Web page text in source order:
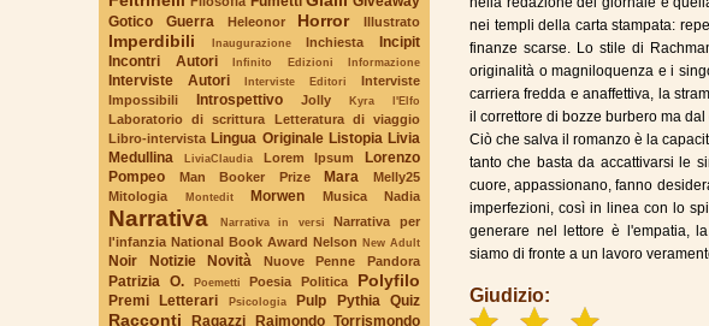
Gotico
Guerra Heleonor Horror Illustrato
Imperdibili Inaugurazione Inchiesta
Incipit
Incontri Autori
Infinito Edizioni Informazione
Interviste Autori Interviste Editori
Interviste
Impossibili
Introspettivo Jolly Kyra l'Elfo
Laboratorio di scrittura
Letteratura di viaggio
Libro-intervista Lingua Originale Listopia Livia
Medullina
LiviaClaudia Lorem Ipsum
Lorenzo
Pompeo
Man Booker Prize Mara
Melly25
Mitologia
Montedit Morwen Musica Nadia
Narrativa Narrativa in versi
Narrativa per
l'infanzia National Book Award Nelson New Adult
Noir Notizie Novità Nuove Penne Pandora
Patrizia O. Poemetti Poesia Politica Polyfilo
Premi Letterari Psicologia Pulp Pythia Quiz
Racconti Ragazzi Raimondo Torrismondo
nei templi della carta stampata:
finanze scarse. Lo stile di
originalità o magniloquenza e i
carriera fredda e anaffettiva, la
il correttore di bozze burbero ma
Ciò che salva il romanzo è la
tanto che basta da accattivarsi le
cuore, appassionano, fanno
imperfezioni, così in linea con lo
generare nel lettore è l'empatia,
siamo di fronte a un lavoro
Giudizio: